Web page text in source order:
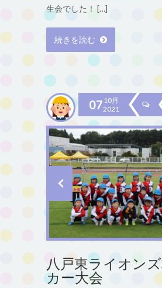
生会でした！ […]
続きを読む
07 10月
2021
八戸東ライオン
カー大会